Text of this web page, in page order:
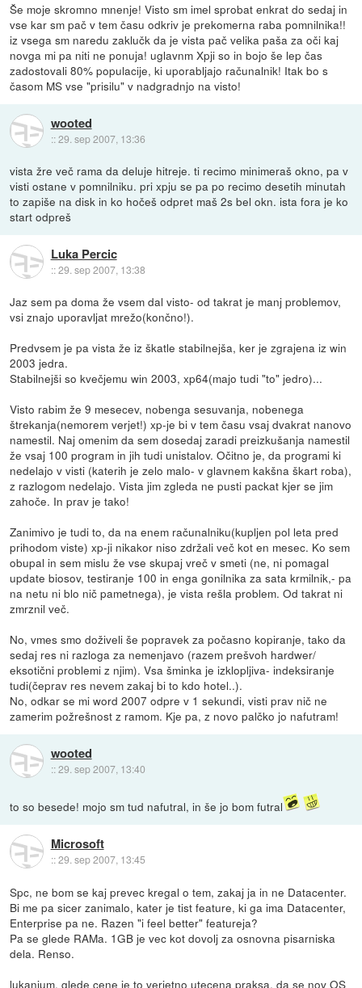
Še moje skromno mnenje! Visto sm imel sprobat enkrat do sedaj in
vse kar sm pač v tem času odkriv je prekomerna raba pomnilnika!!
iz vsega sm naredu zaklučk da je vista pač velika paša za oči kaj
novga mi pa niti ne ponuja! uglavnm Xpji so in bojo še lep čas
zadostovali 80% populacije, ki uporabljajo računalnik! Itak bo s
časom MS vse "prisilu" v nadgradnjo na visto!
wooted
::29. sep 2007, 13:36
vista žre več rama da deluje hitreje. ti recimo minimeraš okno, pa v
visti ostane v pomnilniku. pri xpju se pa po recimo desetih minutah
to zapiše na disk in ko hočeš odpret maš 2s bel okn. ista fora je ko
start odpreš
Luka Percic
::29. sep 2007, 13:38
Jaz sem pa doma že vsem dal visto- od takrat je manj problemov,
vsi znajo uporavljat mrežo(končno!).
Predvsem je pa vista že iz škatle stabilnejša, ker je zgrajena iz win
2003 jedra.
Stabilnejši so kvečjemu win 2003, xp64(majo tudi "to" jedro)...
Visto rabim že 9 mesecev, nobenga sesuvanja, nobenega
štrekanja(nemorem verjet!) xp-je bi v tem času vsaj dvakrat nanovo
namestil. Naj omenim da sem dosedaj zaradi preizkušanja namestil
že vsaj 100 program in jih tudi unistalov. Očitno je, da programi ki
nedelajo v visti (katerih je zelo malo- v glavnem kakšna škart roba),
z razlogom nedelajo. Vista jim zgleda ne pusti packat kjer se jim
zahoče. In prav je tako!
Zanimivo je tudi to, da na enem računalniku(kupljen pol leta pred
prihodom viste) xp-ji nikakor niso zdržali več kot en mesec. Ko sem
obupal in sem mislu že vse skupaj vreč v smeti (ne, ni pomagal
update biosov, testiranje 100 in enga gonilnika za sata krmilnik,- pa
na netu ni blo nič pametnega), je vista rešla problem. Od takrat ni
zmrznil več.
No, vmes smo doživeli še popravek za počasno kopiranje, tako da
sedaj res ni razloga za nemenjavo (razem prešvoh hardwer/
eksotični problemi z njim). Vsa šminka je izklopljiva- indeksiranje
tudi(čeprav res nevem zakaj bi to kdo hotel..).
No, odkar se mi word 2007 odpre v 1 sekundi, visti prav nič ne
zamerim požrešnost z ramom. Kje pa, z novo palčko jo nafutram!
wooted
::29. sep 2007, 13:40
to so besede! mojo sm tud nafutral, in še jo bom futral
Microsoft
::29. sep 2007, 13:45
Spc, ne bom se kaj prevec kregal o tem, zakaj ja in ne Datacenter.
Bi me pa sicer zanimalo, kater je tist feature, ki ga ima Datacenter,
Enterprise pa ne. Razen "i feel better" featureja?
Pa se glede RAMa. 1GB je vec kot dovolj za osnovna pisarniska
dela. Renso.
lukanium, glede cene je to verjetno utecena praksa, da se nov OS